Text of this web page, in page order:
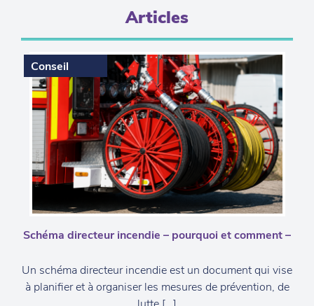
Articles
Conseil
Schéma directeur incendie – pourquoi et comment –
Un schéma directeur incendie est un document qui vise
à planifier et à organiser les mesures de prévention, de
lutte […]